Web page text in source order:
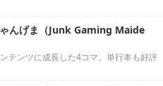
ゃんげま（Junk Gaming Maide
テンツに成長した4コマ。単行本も好評